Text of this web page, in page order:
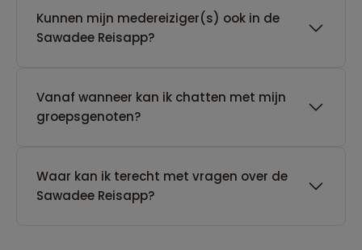
Kunnen mijn medereiziger(s) ook in de
Sawadee Reisapp?
Vanaf wanneer kan ik chatten met mijn
groepsgenoten?
Waar kan ik terecht met vragen over de
Sawadee Reisapp?